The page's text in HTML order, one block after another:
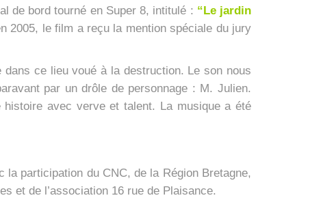
de bord tour­né en Super 8, inti­tu­lé : “Le jar­din
2005, le film a reçu la men­tion spé­ciale du jury
dans ce lieu voué à la des­truc­tion. Le son nous
par un drôle de per­son­nage : M. Julien.
avec verve et talent. La musique a été
par­ti­ci­pa­tion du CNC, de la Région Bre­tagne,
et de l’as­so­cia­tion 16 rue de Plai­sance.